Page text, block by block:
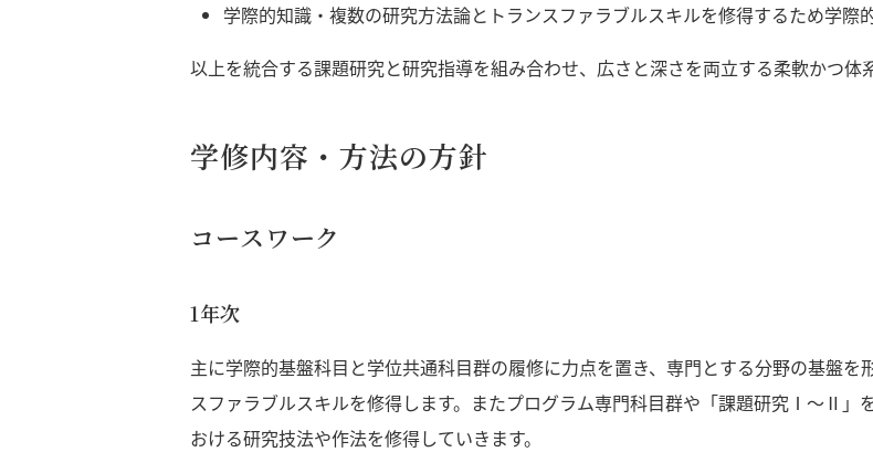
学際的知識・複数の研究方法論とトランスファラブルスキルを修得するため学際
以上を統合する課題研究と研究指導を組み合わせ、広さと深さを両立する柔軟かつ体
学修内容・方法の方針
コースワーク
1年次
主に学際的基盤科目と学位共通科目群の履修に力点を置き、専門とする分野の基盤
スファラブルスキルを修得します。またプログラム専門科目群や「課題研究Ⅰ～Ⅱ」
おける研究技法や作法を修得していきます。